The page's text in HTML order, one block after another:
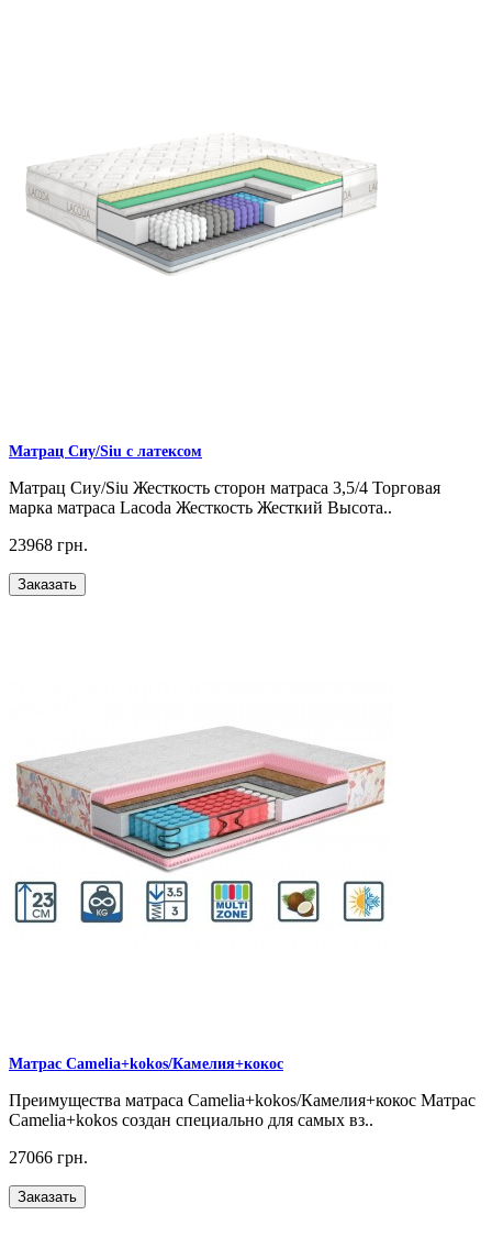
Матрац Сиу/Siu с латексом
Матрац Сиу/Siu Жесткость сторон матраса 3,5/4 Торговая
марка матраса Lacoda Жесткость Жесткий Высота..
23968 грн.
Заказать
Матрас Camelia+kokos/Камелия+кокос
Преимущества матраса Camelia+kokos/Камелия+кокос Матрас
Camelia+kokos создан специально для самых вз..
27066 грн.
Заказать